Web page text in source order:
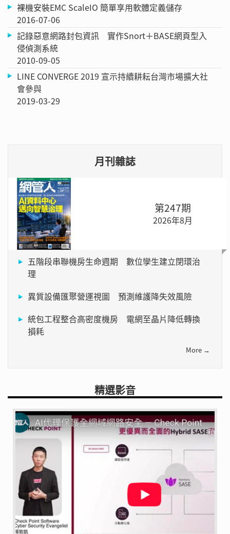
裸機安裝EMC ScaleIO 簡單享用軟體定義儲存
2016-07-06
記錄惡意網路封包資訊 實作Snort＋BASE網頁型入
侵偵測系統
2010-09-05
LINE CONVERGE 2019 宣示持續耕耘台灣市場擴大社
會參與
2019-03-29
月刊雜誌
第247期
2026年8月
五階段串聯機房生命週期 數位孿生建立閉環治
理
異質設備匯聚營運視圖 預測維護降失效風險
統包工程整合高密度機房 電網至晶片降低轉換
損耗
More →
精選影音